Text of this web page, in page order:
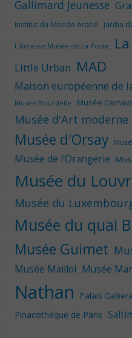
Gallimard Jeunesse
Institut du Monde Arabe Jardin
L'Adresse Musée de La Poste
Little Urban MAD
Maison européenne de
Musée Bourdelle
Musée
Musée d'Art moderne
Musée d'Orsay
Musée de l'Orangerie
Musée du
Musée du
Musée du quai
Musée Guimet
Musée Maillol Musée
Nathan Palais Galliera
Pinacothèque de Paris